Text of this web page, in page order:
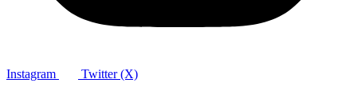
Instagram Twitter (X)